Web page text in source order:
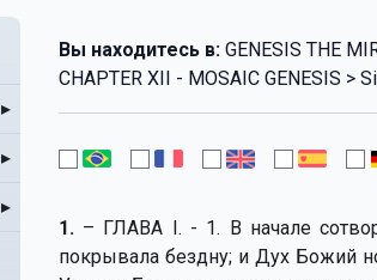
▸
▸
▸
Вы находитесь в:GENESIS THE
CHAPTER XII - MOSAIC GENESIS >
1.– ГЛАВА I. - 1. В начале
покрывала бездну; и Дух Божий